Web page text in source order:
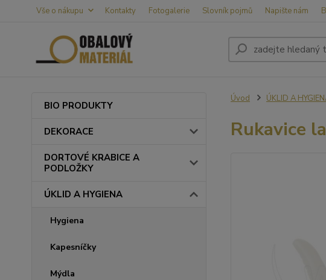
Vše o nákupu Kontakty Fotogalerie Slovník pojmů Napište nám
BIO PRODUKTY
DEKORACE
DORTOVÉ KRABICE A
PODLOŽKY
ÚKLID A HYGIENA
Hygiena
Kapesníčky
Mýdla
Úvod ÚKLID A
Rukavice